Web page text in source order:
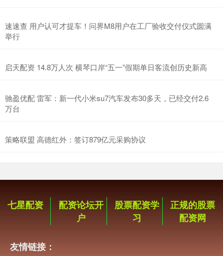
速速查 用户认可才提车！问界M8用户在工厂验收交付仪式圆满
举行
启天配资 14.8万人次 横琴口岸“五一”假期单日客流创历史新高
驰盈优配 雷军：新一代小米su7汽车发布30多天，已经交付2.6
万台
策略联盟 高德红外：签订879亿元采购协议
七星配资
配资论坛开
户
股票配资学
习
正规的股票
配资网
友情链接：